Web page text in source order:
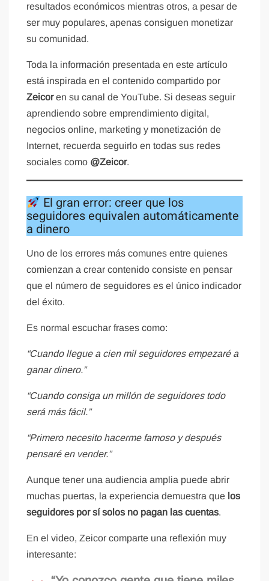
resultados económicos mientras otros, a pesar de
ser muy populares, apenas consiguen monetizar
su comunidad.
Toda la información presentada en este artículo
está inspirada en el contenido compartido por
Zeicoren su canal de YouTube. Si deseas seguir
aprendiendo sobre emprendimiento digital,
negocios online, marketing y monetización de
Internet, recuerda seguirlo en todas sus redes
sociales como @Zeicor.
El gran error: creer que los
seguidores equivalen automáticamente
a dinero
Uno de los errores más comunes entre quienes
comienzan a crear contenido consiste en pensar
que el número de seguidores es el único indicador
del éxito.
Es normal escuchar frases como:
“Cuando llegue a cien mil seguidores empezaré a
ganar dinero.”
“Cuando consiga un millón de seguidores todo
será más fácil.”
“Primero necesito hacerme famoso y después
pensaré en vender.”
Aunque tener una audiencia amplia puede abrir
muchas puertas, la experiencia demuestra que los
seguidores por sí solos no pagan las cuentas.
En el video, Zeicor comparte una reflexión muy
interesante: